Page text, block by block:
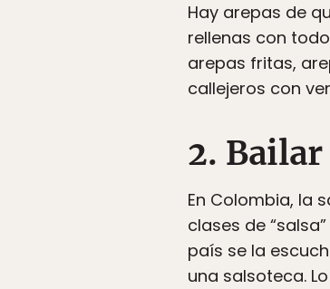
Hay arepas de
rellenas con
arepas fritas,
callejeros con
2.
En Colombia, la
clases de
país se la
una salsoteca.